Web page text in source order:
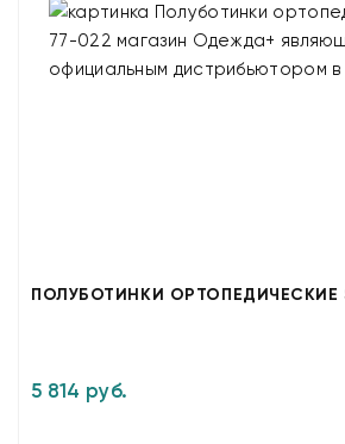
ПОЛУБОТИНКИ ОРТОПЕДИЧЕСКИЕ
5 814 руб.